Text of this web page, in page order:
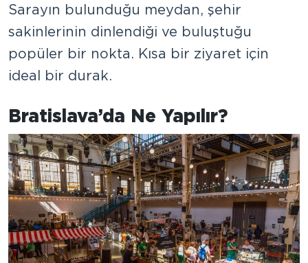
Sarayın bulunduğu meydan, şehir
sakinlerinin dinlendiği ve buluştuğu
popüler bir nokta. Kısa bir ziyaret için
ideal bir durak.
Bratislava’da Ne Yapılır?